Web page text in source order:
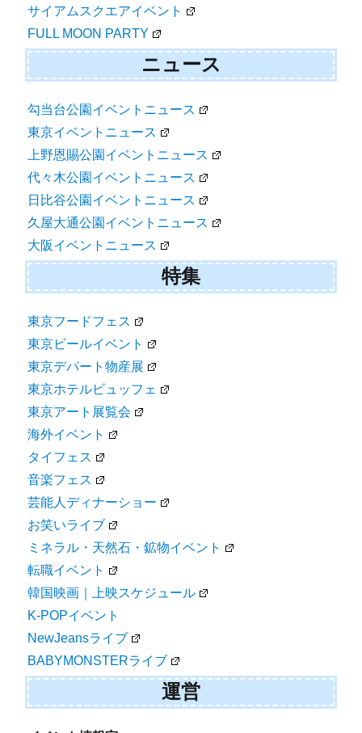
サイアムスクエアイベント
FULL MOON PARTY
ニュース
勾当台公園イベントニュース
東京イベントニュース
上野恩賜公園イベントニュース
代々木公園イベントニュース
日比谷公園イベントニュース
久屋大通公園イベントニュース
大阪イベントニュース
特集
東京フードフェス
東京ビールイベント
東京デパート物産展
東京ホテルビュッフェ
東京アート展覧会
海外イベント
タイフェス
音楽フェス
芸能人ディナーショー
お笑いライブ
ミネラル・天然石・鉱物イベント
転職イベント
韓国映画｜上映スケジュール
K-POPイベント
NewJeansライブ
BABYMONSTERライブ
運営